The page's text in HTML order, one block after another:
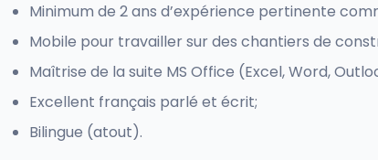
Minimum de 2 ans d’expérience pertinente
Mobile pour travailler sur des chantiers de
Maîtrise de la suite MS Office (Excel, Word,
Excellent français parlé et écrit;
Bilingue (atout).